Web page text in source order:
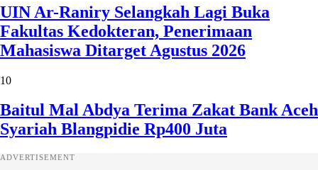
UIN Ar-Raniry Selangkah Lagi Buka
Fakultas Kedokteran, Penerimaan
Mahasiswa Ditarget Agustus 2026
10
Baitul Mal Abdya Terima Zakat Bank Aceh
Syariah Blangpidie Rp400 Juta
ADVERTISEMENT